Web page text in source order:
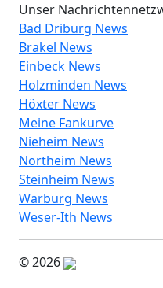
Unser
Bad Driburg News
Brakel News
Einbeck News
Holzminden News
Höxter News
Meine Fankurve
Nieheim News
Northeim News
Steinheim News
Warburg News
Weser-Ith News
© 2026